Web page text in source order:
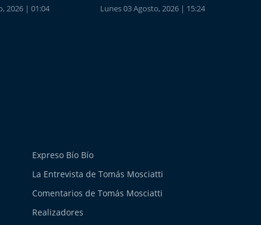
2026 | 01:04 Lunes 03 Agosto, 2026 | 15:24
Expreso Bío Bío
La Entrevista de Tomás Mosciatti
Comentarios de Tomás Mosciatti
Realizadores